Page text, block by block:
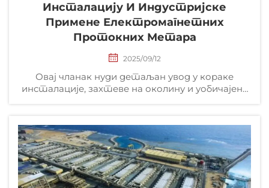
Инсталацију И Индустријске
Примене Електромагнетних
Протокних Метара
2025/09/12
Овај чланак нуди детаљан увод у кораке
инсталације, захтеве на околину и уобичајене
индустријама као што су пречишћавање воде,
хемијско инжењерство...